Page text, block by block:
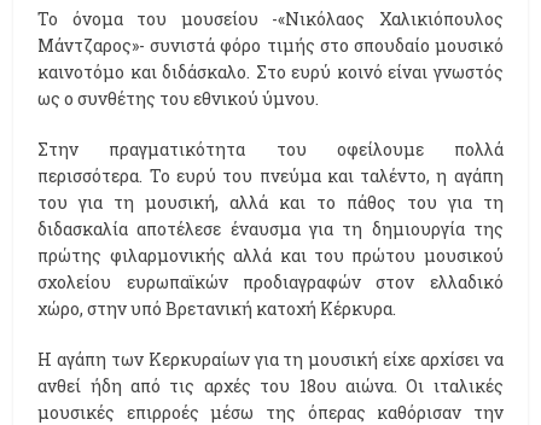
Το όνομα του μουσείου -«Νικόλαος Χαλικιόπουλος
Μάντζαρος»- συνιστά φόρο τιμής στο σπουδαίο μουσικό
καινοτόμο και διδάσκαλο. Στο ευρύ κοινό είναι γνωστός
ως ο συνθέτης του εθνικού ύμνου.
Στην πραγματικότητα του οφείλουμε πολλά
περισσότερα. Το ευρύ του πνεύμα και ταλέντο, η αγάπη
του για τη μουσική, αλλά και το πάθος του για τη
διδασκαλία αποτέλεσε έναυσμα για τη δημιουργία της
πρώτης φιλαρμονικής αλλά και του πρώτου μουσικού
σχολείου ευρωπαϊκών προδιαγραφών στον ελλαδικό
χώρο, στην υπό Βρετανική κατοχή Κέρκυρα.
Η αγάπη των Κερκυραίων για τη μουσική είχε αρχίσει να
ανθεί ήδη από τις αρχές του 18ου αιώνα. Οι ιταλικές
μουσικές επιρροές μέσω της όπερας καθόρισαν την